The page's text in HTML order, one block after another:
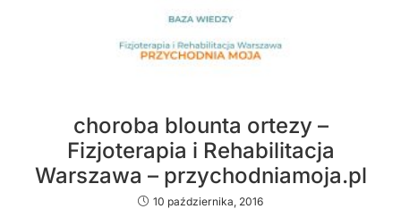
choroba blounta ortezy –
Fizjoterapia i Rehabilitacja
Warszawa – przychodniamoja.pl
10 października, 2016